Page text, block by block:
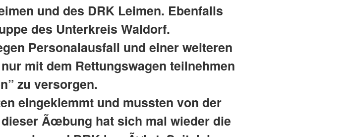
und des DRK Leimen. Ebenfalls
des Unterkreis Waldorf.
Personalausfall und einer weiteren
mit dem Rettungswagen teilnehmen
zu versorgen.
eingeklemmt und mussten von der
Ãœbung hat sich mal wieder die